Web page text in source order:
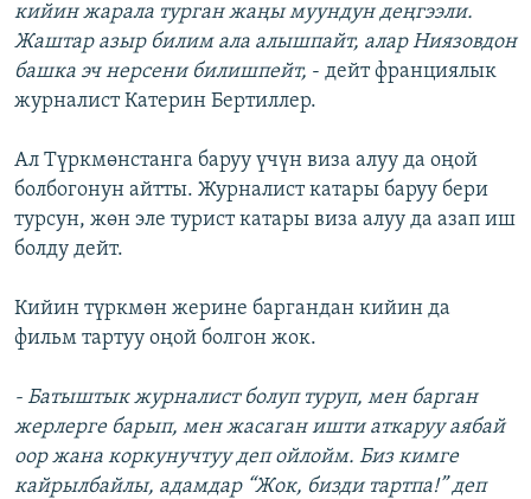
кийин жарала турган жаңы муундун деңгээли.
Жаштар азыр билим ала алышпайт, алар Ниязовдон
башка эч нерсени билишпейт, - дейт франциялык
журналист Катерин Бертиллер.
Ал Түркмөнстанга баруу үчүн виза алуу да оңой
болбогонун айтты. Журналист катары баруу бери
турсун, жөн эле турист катары виза алуу да азап иш
болду дейт.
Кийин түркмөн жерине баргандан кийин да
фильм тартуу оңой болгон жок.
- Батыштык журналист болуп туруп, мен барган
жерлерге барып, мен жасаган ишти аткаруу аябай
оор жана коркунучтуу деп ойлойм. Биз кимге
кайрылбайлы, адамдар “Жок, бизди тартпа!” деп